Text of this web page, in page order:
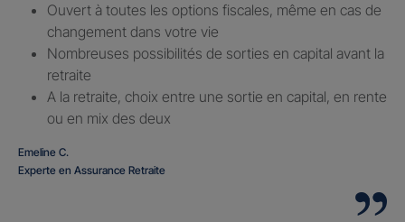
Ouvert à toutes les options fiscales, même en cas de
changement dans votre vie
Nombreuses possibilités de sorties en capital avant la
retraite
A la retraite, choix entre une sortie en capital, en rente
ou en mix des deux
Emeline C.
Experte en Assurance Retraite